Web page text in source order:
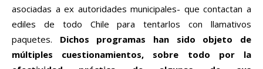
asociadas a ex autoridades municipales- que contactan a
ediles de todo Chile para tentarlos con llamativos
paquetes. Dichos programas han sido objeto de
múltiples cuestionamientos, sobre todo por la